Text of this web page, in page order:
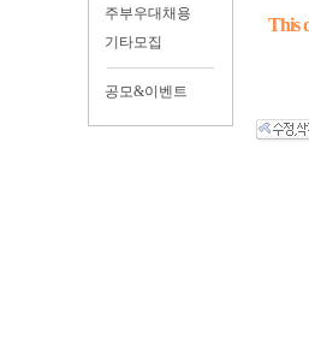
주부우대채용
기타모집
공모&이벤트
This